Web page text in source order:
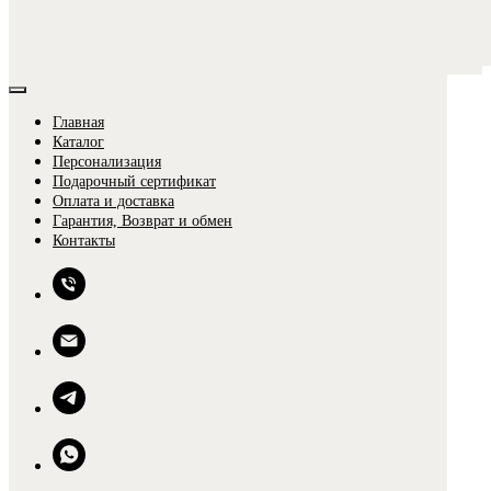
Главная
Каталог
Персонализация
Подарочный сертификат
Оплата и доставка
Гарантия, Возврат и обмен
Контакты